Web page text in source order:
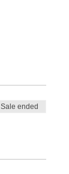
Sale ended